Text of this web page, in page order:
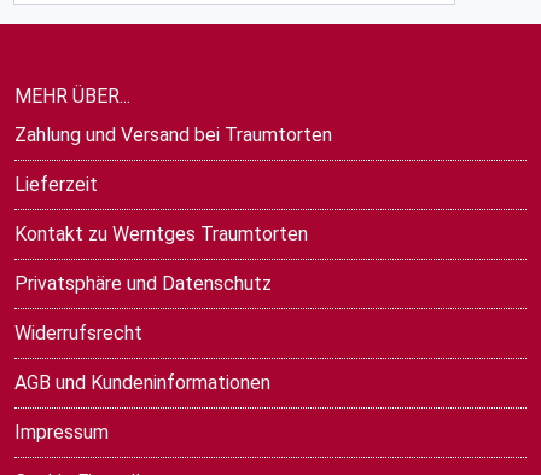
MEHR ÜBER...
Zahlung und Versand bei Traumtorten
Lieferzeit
Kontakt zu Werntges Traumtorten
Privatsphäre und Datenschutz
Widerrufsrecht
AGB und Kundeninformationen
Impressum